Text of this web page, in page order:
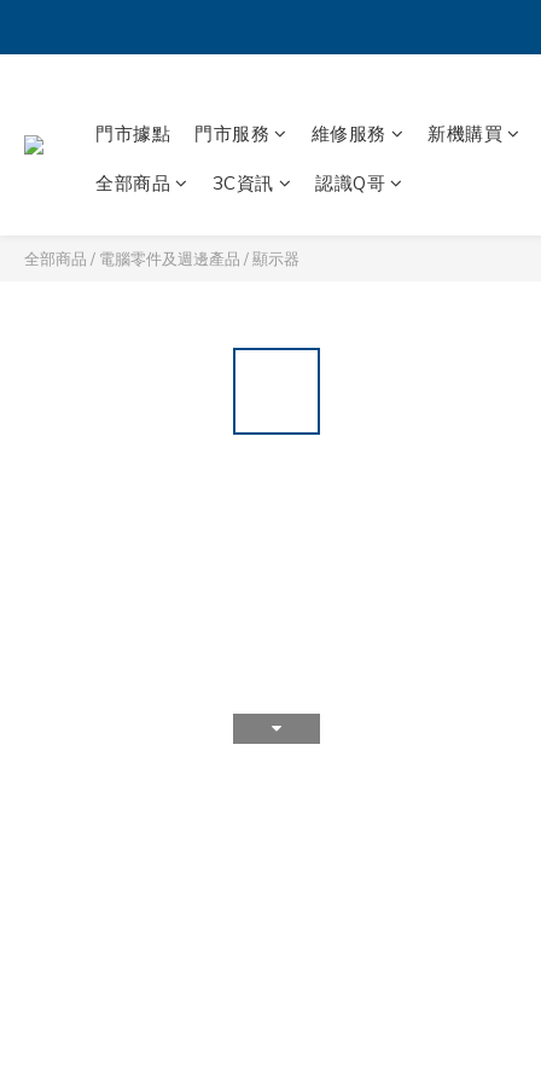
門市據點 門市服務 維修服務 新機購買
全部商品 3C資訊 認識Q哥
全部商品 / 電腦零件及週邊產品 /顯示器